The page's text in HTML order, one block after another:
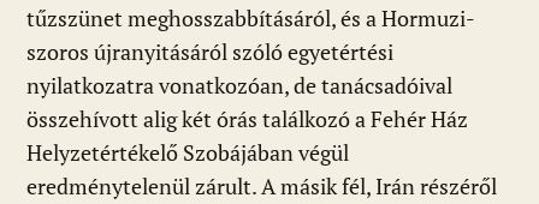
tűzszünet meghosszabbításáról, és a Hormuzi-
szoros újranyitásáról szóló egyetértési
nyilatkozatra vonatkozóan, de tanácsadóival
összehívott alig két órás találkozó a Fehér Ház
Helyzetértékelő Szobájában végül
eredménytelenül zárult. A másik fél, Irán részéről